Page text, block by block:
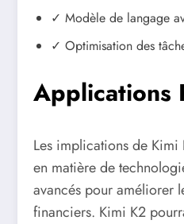
✓ Modèle de langage
✓ Optimisation des
Applications
Les implications de Kimi
en matière de
avancés pour améliorer
financiers. Kimi K2